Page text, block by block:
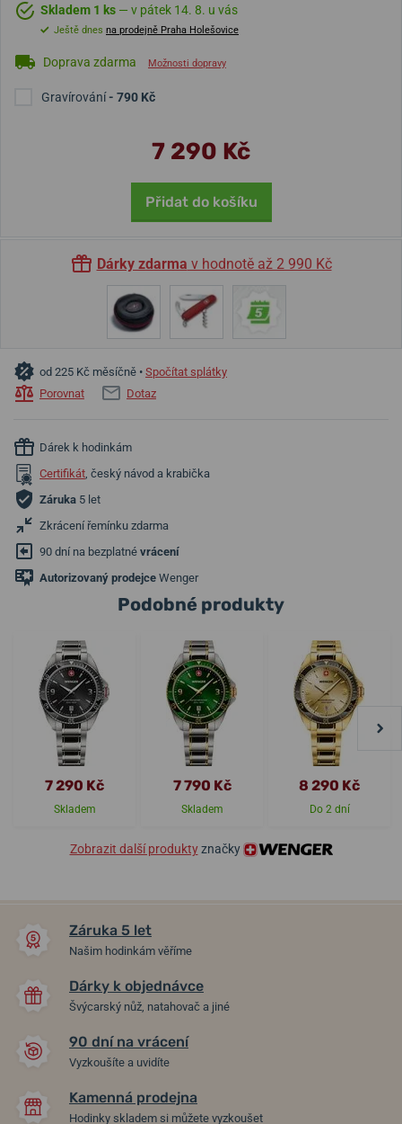
Skladem 1 ks — v pátek 14. 8. u vás
Ještě dnes na prodejně Praha Holešovice
Doprava zdarma Možnosti dopravy
Gravírování- 790 Kč
7 290 Kč
Přidat do košíku
Dárky zdarma v hodnotě až 2 990 Kč
od 225 Kč měsíčně • Spočítat splátky
Porovnat
Dotaz
Dárek k hodinkám
Certifikát, český návod a krabička
Záruka 5 let
Zkrácení řemínku zdarma
90 dní na bezplatné vrácení
Autorizovaný prodejce Wenger
Podobné produkty
7 290 Kč
Skladem
7 790 Kč
Skladem
8 290 Kč
Do 2 dní
Zobrazit další produktyznačky
Záruka 5 let
Našim hodinkám věříme
Dárky k objednávce
Švýcarský nůž, natahovač a jiné
90 dní na vrácení
Vyzkoušíte a uvidíte
Kamenná prodejna
Hodinky skladem si můžete vyzkoušet